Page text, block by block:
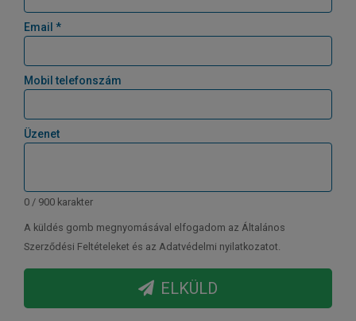
Email *
Mobil telefonszám
Üzenet
0 / 900 karakter
A küldés gomb megnyomásával elfogadom az Általános
Szerződési Feltételeket és az Adatvédelmi nyilatkozatot.
ELKÜLD